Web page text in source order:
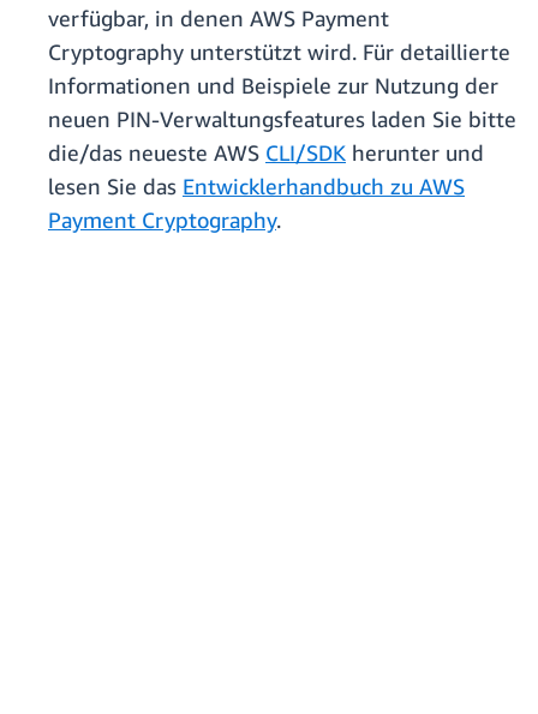
verfügbar, in denen AWS Payment
Cryptography unterstützt wird. Für detaillierte
Informationen und Beispiele zur Nutzung der
neuen PIN-Verwaltungsfeatures laden Sie bitte
die/das neueste AWS CLI/SDK herunter und
lesen Sie das Entwicklerhandbuch zu AWS
Payment Cryptography.